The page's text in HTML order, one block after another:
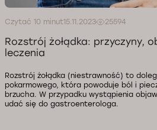
Czytać 10 minut15.11.2023 25594
Rozstrój żołądka: przyczyny,
leczenia
Rozstrój żołądka (niestrawność) to
pokarmowego, która powoduje ból i
brzucha. W przypadku wystąpienia
udać się do gastroenterologa.